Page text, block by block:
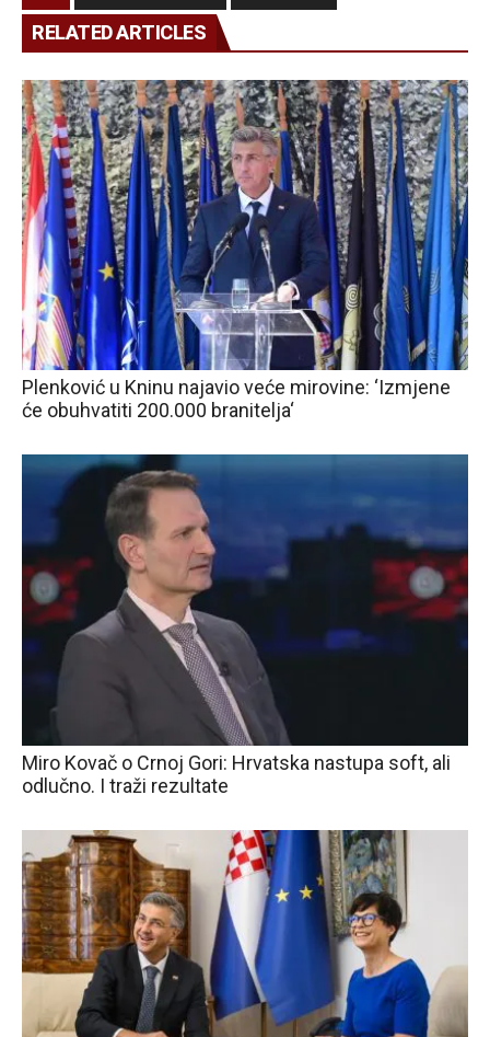
RELATED ARTICLES
Plenković u Kninu najavio veće mirovine: ‘Izmjene
će obuhvatiti 200.000 branitelja‘
Miro Kovač o Crnoj Gori: Hrvatska nastupa soft, ali
odlučno. I traži rezultate